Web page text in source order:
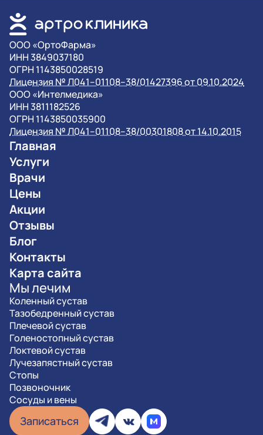
OOO «ОртоФарма»
ИНН 3849037180
ОГРН 1143850028519
Лицензия № Л041–01108–38/01427396 от 09.10.2024
OOO «Интелмедика»
ИНН 3811182526
ОГРН 1143850035900
Лицензия № Л041–01108–38/00301808 от 14.10.2015
Главная
Услуги
Врачи
Цены
Акции
Отзывы
Блог
Контакты
Карта сайта
Мы лечим
Коленный сустав
Тазобедренный сустав
Плечевой сустав
Голеностопный сустав
Локтевой сустав
Лучезапястный сустав
Стопы
Позвоночник
Сосуды и вены
Записаться